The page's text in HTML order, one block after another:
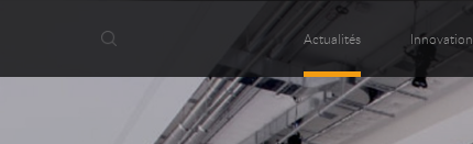
Actualités Innovation